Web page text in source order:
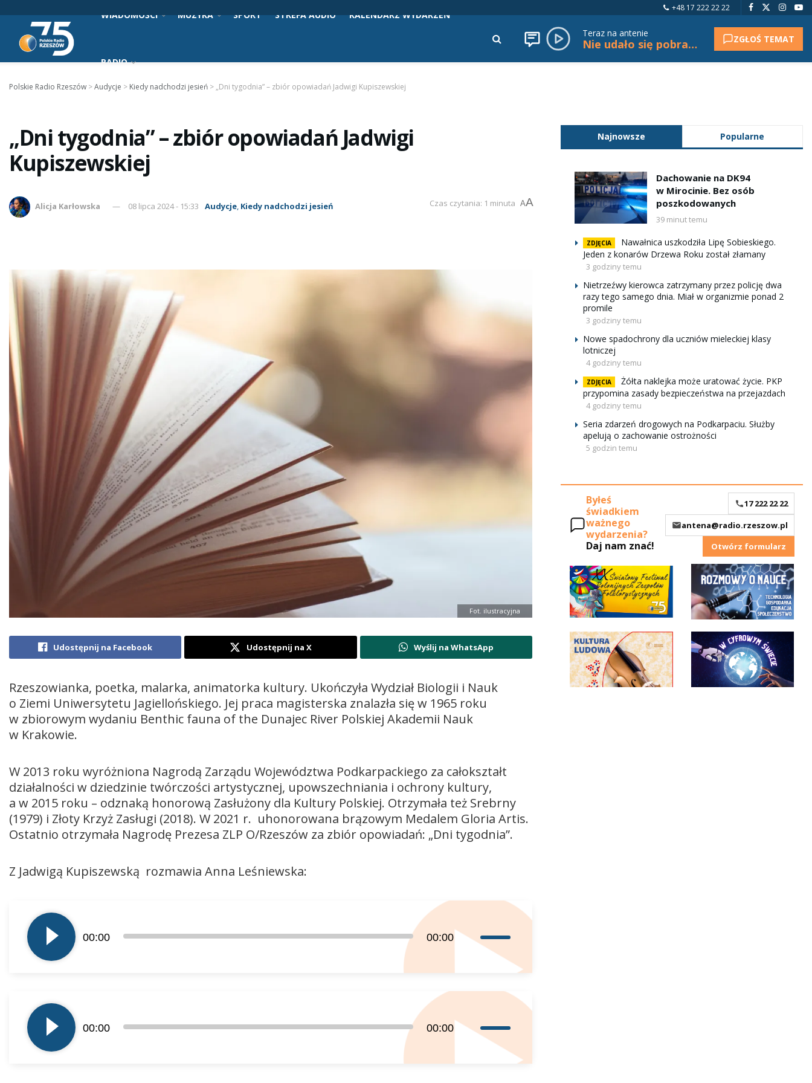
+48 17 222 22 22
WIADOMOŚCI MUZYKA SPORT STREFA AUDIO KALENDARZ WYDARZEŃ
RADIO
Teraz na antenie
Nie udało się pobrać tytułu. ZGŁOŚ TEMAT
Polskie Radio Rzeszów >Audycje > Kiedy nadchodzi jesień > „Dni tygodnia” – zbiór opowiadań Jadwigi Kupiszewskiej
„Dni tygodnia” – zbiór opowiadań Jadwigi
Kupiszewskiej
Alicja Karłowska 08 lipca 2024 - 15:33 Audycje, Kiedy nadchodzi jesień Czas czytania: 1 minuta AA
Fot. ilustracyjna
Udostępnij na Facebook Udostępnij na X Wyślij na WhatsApp
Rzeszowianka, poetka, malarka, animatorka kultury. Ukończyła Wydział Biologii i Nauk
o Ziemi Uniwersytetu Jagiellońskiego. Jej praca magisterska znalazła się w 1965 roku
w zbiorowym wydaniu Benthic fauna of the Dunajec River Polskiej Akademii Nauk
w Krakowie.
W 2013 roku wyróżniona Nagrodą Zarządu Województwa Podkarpackiego za całokształt
działalności w dziedzinie twórczości artystycznej, upowszechniania i ochrony kultury,
a w 2015 roku – odznaką honorową Zasłużony dla Kultury Polskiej. Otrzymała też Srebrny
(1979) i Złoty Krzyż Zasługi (2018). W 2021 r. uhonorowana brązowym Medalem Gloria Artis.
Ostatnio otrzymała Nagrodę Prezesa ZLP O/Rzeszów za zbiór opowiadań: „Dni tygodnia”.
Z Jadwigą Kupiszewską rozmawia Anna Leśniewska:
plików
dźwiękowych
00:00 00:00
strzałek
dołu
aby
zwiększyć
plików
dźwiękowych
00:00 00:00
strzałek
Najnowsze Popularne
Dachowanie na DK94
w Mirocinie. Bez osób
poszkodowanych
39 minut temu
ZDJĘCIA
Nawałnica uszkodziła Lipę Sobieskiego.
Jeden z konarów Drzewa Roku został złamany
3 godziny temu
Nietrzeźwy kierowca zatrzymany przez policję dwa
razy tego samego dnia. Miał w organizmie ponad 2
promile
3 godziny temu
Nowe spadochrony dla uczniów mieleckiej klasy
lotniczej
4 godziny temu
ZDJĘCIA
Żółta naklejka może uratować życie. PKP
przypomina zasady bezpieczeństwa na przejazdach
4 godziny temu
Seria zdarzeń drogowych na Podkarpaciu. Służby
apelują o zachowanie ostrożności
5 godzin temu
Byłeś
świadkiem
ważnego
wydarzenia?
Daj nam znać!
17 222 22 22
antena@radio.rzeszow.pl
Otwórz formularz